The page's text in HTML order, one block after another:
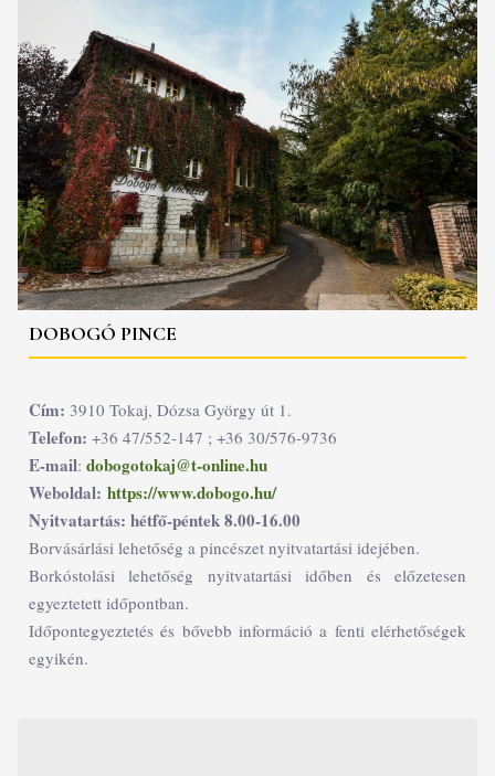
DOBOGÓ PINCE
Cím: 3910 Tokaj, Dózsa György út 1.
Telefon: +36 47/552-147 ; +36 30/576-9736
E-mail: dobogotokaj@t-online.hu
Weboldal: https://www.dobogo.hu/
Nyitvatartás: hétfő-péntek 8.00-16.00
Borvásárlási lehetőség a pincészet nyitvatartási idejében.
Borkóstolási lehetőség nyitvatartási időben és előzetesen
egyeztetett időpontban.
Időpontegyeztetés és bővebb információ a fenti elérhetőségek
egyikén.